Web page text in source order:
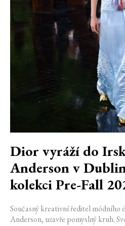
Dior vyráží do
Anderson v
kolekci Pre-Fall
Současný kreativní ředitel módního
Anderson, uzavře pomyslný kruh.